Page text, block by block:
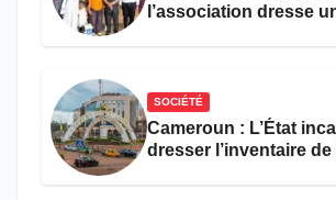
l’association dresse
SOCIÉTÉ
Cameroun : L’État
dresser l’inventaire de